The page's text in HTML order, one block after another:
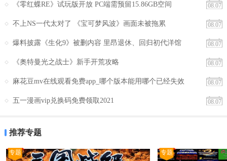
08.07
《零红蝶RE》试玩版开放 PC端需预留15.86GB空间
08.07
不上NS一代太对了 《宝可梦风波》画面未被拖累
08.07
爆料披露《生化9》被删内容 里昂退休、回归初代洋馆
08.07
《奥特曼光之战士》新手开荒攻略
08.07
麻花豆mv在线观看免费app_哪个版本能用哪个已经失效
08.07
五一漫画vip兑换码免费领取2021
推荐专题
专题 专题